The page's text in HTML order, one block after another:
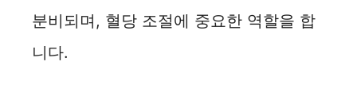
분비되며, 혈당 조절에 중요한 역할을 합
니다.